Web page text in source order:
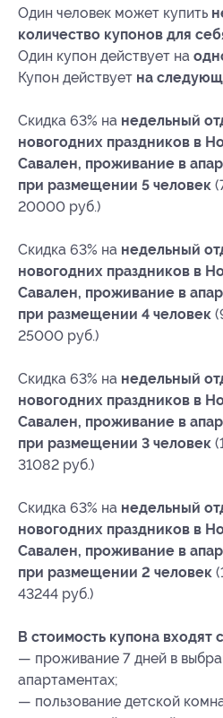
Один человек может купить
количество купонов для
Один купон действует на
Купон действует на
Скидка 63% на недельный
новогодних праздников в
Савален, проживание в
при размещении 5 человек
20000 руб.)
Скидка 63% на недельный
новогодних праздников в
Савален, проживание в
при размещении 4 человек
25000 руб.)
Скидка 63% на недельный
новогодних праздников в
Савален, проживание в
при размещении 3 человек
31082 руб.)
Скидка 63% на недельный
новогодних праздников в
Савален, проживание в
при размещении 2 человек
43244 руб.)
В стоимость купона входят
— проживание 7 дней в
апартаментах;
— пользование детской